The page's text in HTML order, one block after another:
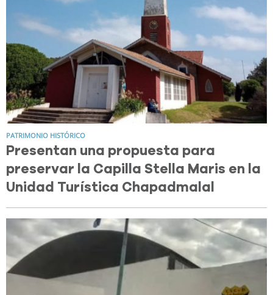
PATRIMONIO HISTÓRICO
Presentan una propuesta para
preservar la Capilla Stella Maris en la
Unidad Turística Chapadmalal